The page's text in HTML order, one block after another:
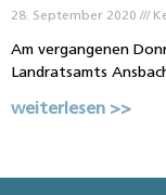
28. September 2020
Am vergangenen
Landratsamts
weiterlesen >>